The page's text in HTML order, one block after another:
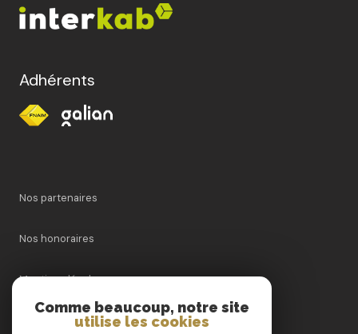
Adhérents
Nos partenaires
Nos honoraires
Mentions légales
Comme beaucoup, notre site
utilise les cookies